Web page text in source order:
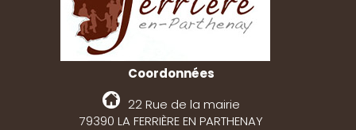
Coordonnées
22 Rue de la mairie
79390 LA FERRIÈRE EN PARTHENAY